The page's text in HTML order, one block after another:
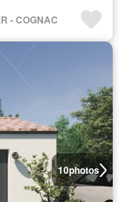
- COGNAC
10photos